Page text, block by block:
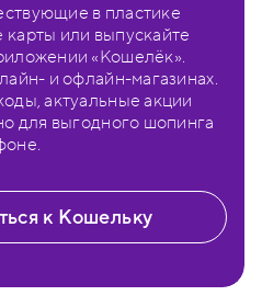
в пластике
или выпускайте
«Кошелёк».
и офлайн-магазинах.
актуальные акции
для выгодного шопинга
к Кошельку